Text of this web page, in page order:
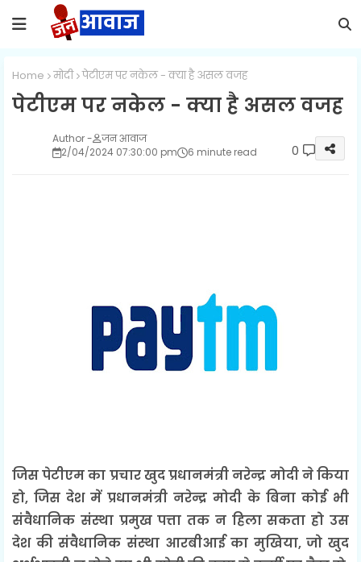
Home मोदी पेटीएम पर नकेल - क्या है असल वजह
पेटीएम पर नकेल - क्या है असल वजह
जन आवाज
2/04/2024 07:30:00 pm
6 minute read 0
जिस पेटीएम का प्रचार खुद प्रधानमंत्री नरेन्द्र मोदी ने किया
हो, जिस देश में प्रधानमंत्री नरेन्द्र मोदी के बिना कोई भी
संवैधानिक संस्था प्रमुख पत्ता तक न हिला सकता हो उस
देश की संवैधानिक संस्था आरबीआई का मुखिया, जो खुद